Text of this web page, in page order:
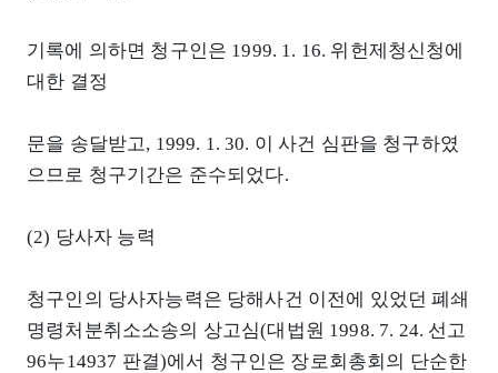
기록에 의하면 청구인은 1999. 1. 16. 위헌제청신청에
대한 결정
문을 송달받고, 1999. 1. 30. 이 사건 심판을 청구하였
으므로 청구기간은 준수되었다.
(2) 당사자 능력
청구인의 당사자능력은 당해사건 이전에 있었던 폐쇄
명령처분취소소송의 상고심(대법원 1998. 7. 24. 선고
96누14937 판결)에서 청구인은 장로회총회의 단순한